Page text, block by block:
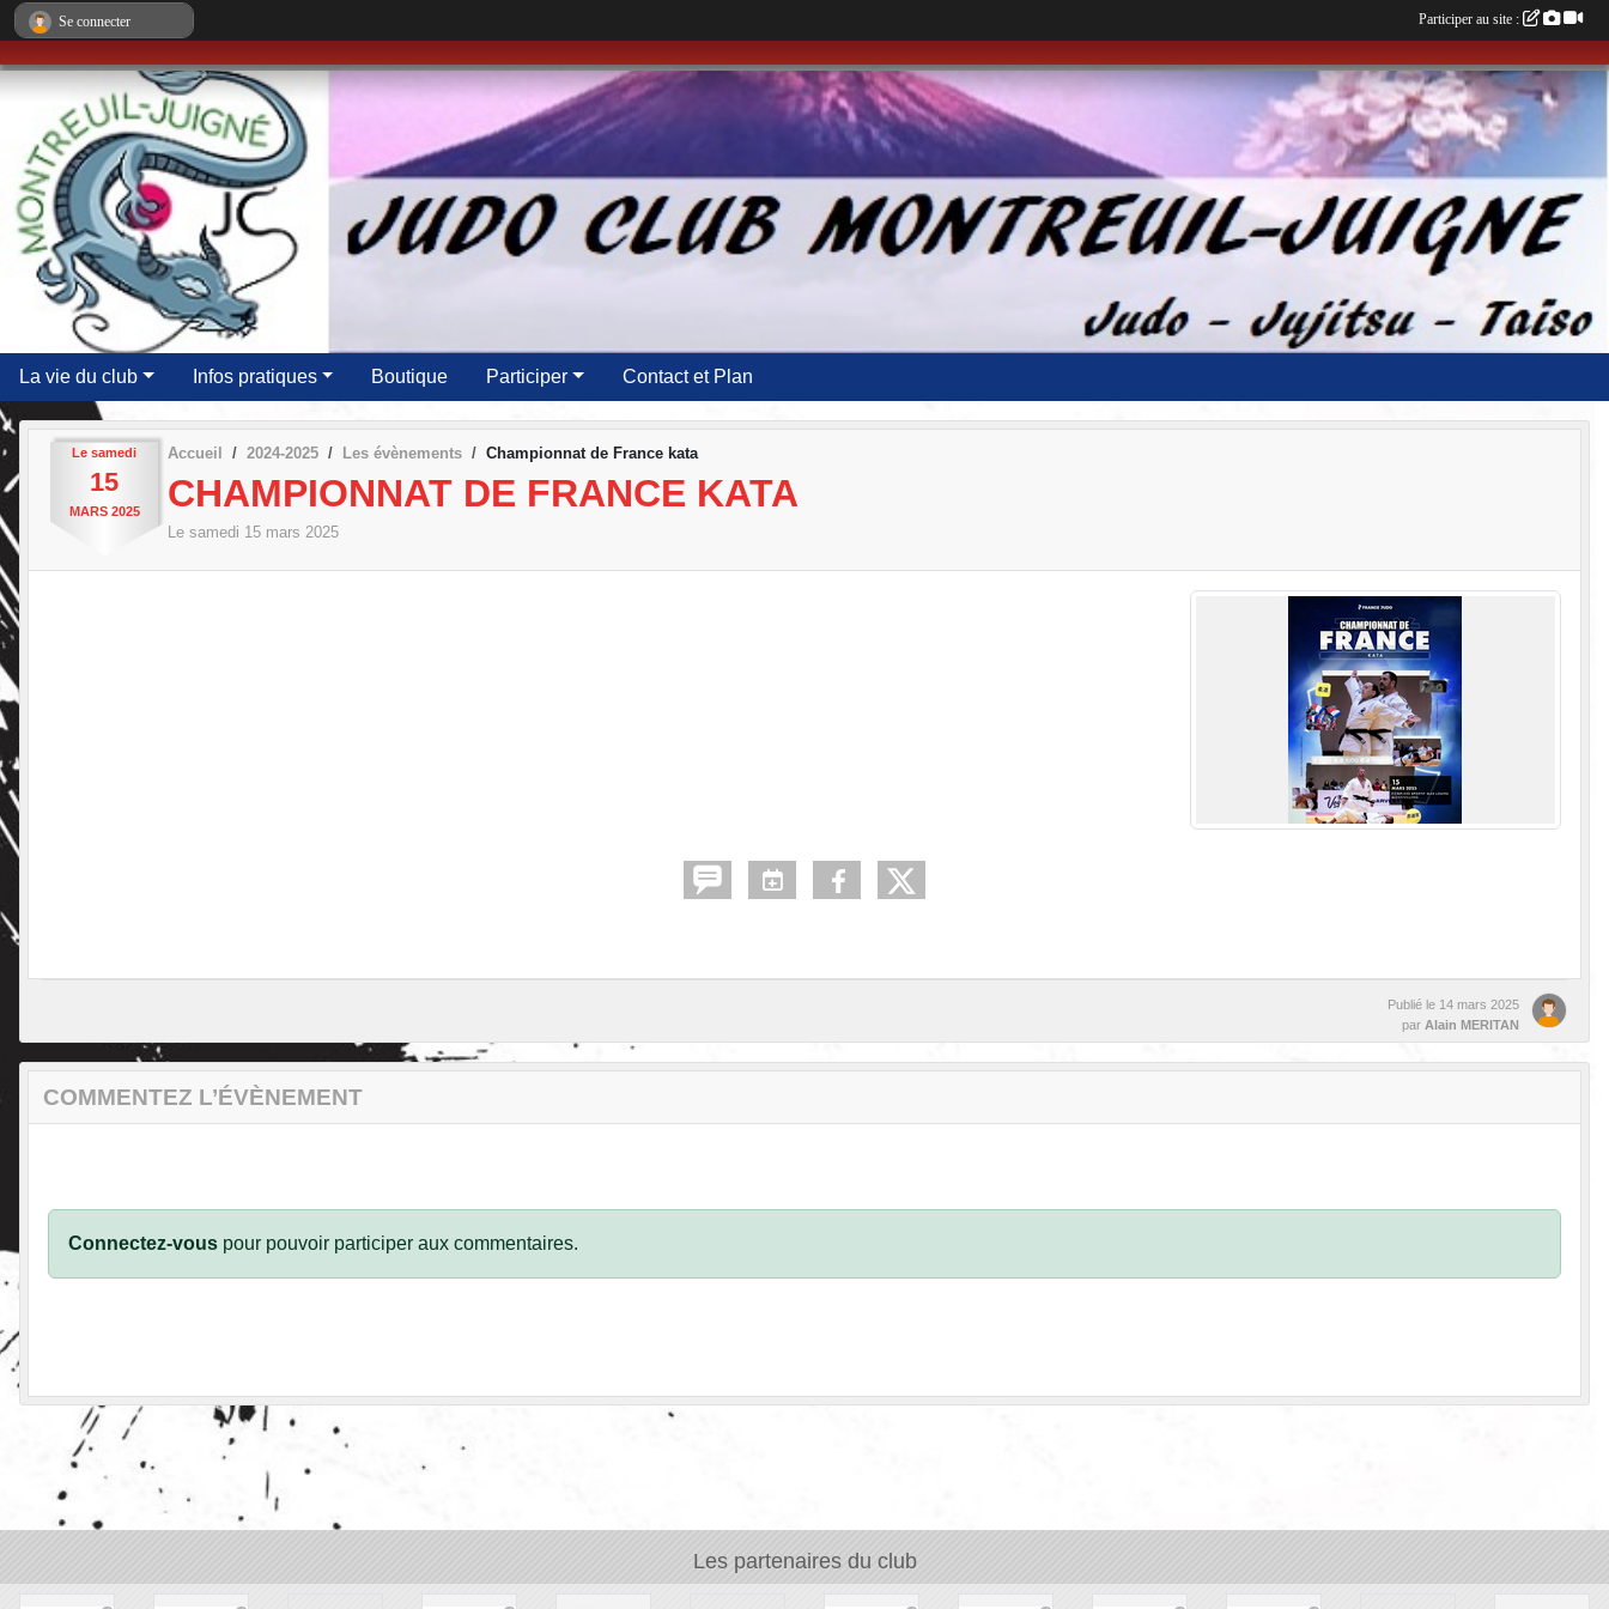
La vie du club Infos pratiques Boutique Participer Contact et Plan
Le samedi
15
MARS 2025
Accueil 2024-2025 Les évènements Championnat de France kata
CHAMPIONNAT DE FRANCE KATA
Le samedi 15 mars 2025
Publié le 14 mars 2025
par Alain MERITAN
COMMENTEZ L’ÉVÈNEMENT
Connectez-vous pour pouvoir participer aux commentaires.
Les partenaires du club
Se connecter Participer au site :
Panneau de gestion des cookies